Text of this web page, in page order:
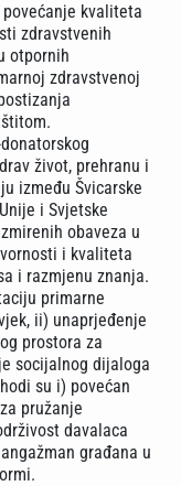
kvaliteta
zdravstvenih
otpornih
zdravstvenoj
život, prehranu i
između Švicarske
i Svjetske
obaveza u
i kvaliteta
i razmjenu znanja.
primarne
ii) unaprjeđenje
prostora za
socijalnog dijaloga
su i) povećan
pružanje
davalaca
građana u